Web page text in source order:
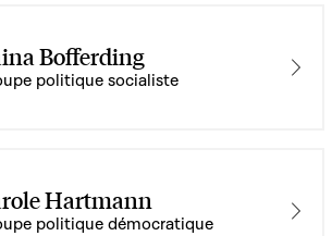
Bofferding
politique socialiste
Hartmann
politique démocratique